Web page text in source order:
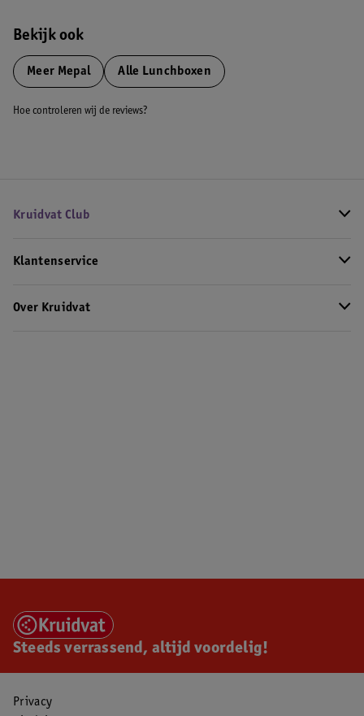
Bekijk ook
Meer Mepal Alle Lunchboxen
Hoe controleren wij de reviews?
Kruidvat Club
Klantenservice
Over Kruidvat
Steeds verrassend, altijd voordelig!
Privacy